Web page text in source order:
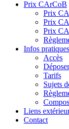
Prix CArCoB
Prix
Prix
Prix
Infos pratiques
Accès
Tarifs
Sujets
Liens
Contact